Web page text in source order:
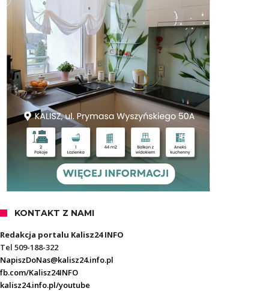
KONTAKT Z NAMI
Redakcja portalu Kalisz24 INFO
Tel 509-188-322
NapiszDoNas@kalisz24.info.pl
fb.com/Kalisz24INFO
kalisz24.info.pl/youtube